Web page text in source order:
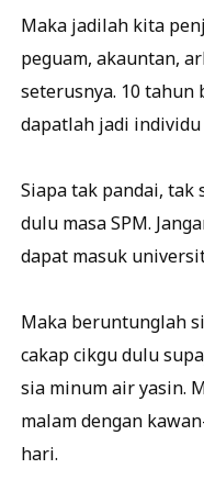
Maka jadilah kita
peguam, akauntan,
seterusnya. 10 tahun
dapatlah jadi individu
Siapa tak pandai, tak
dulu masa SPM.
dapat masuk
Maka beruntunglah
cakap cikgu dulu
sia minum air yasin.
malam dengan
hari.